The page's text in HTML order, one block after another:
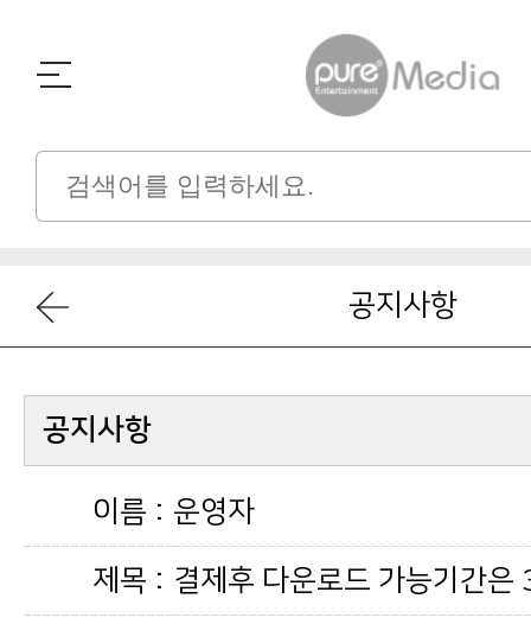
공지사항
공지사항
이름 : 운영자
제목 : 결제후 다운로드 가능기간은